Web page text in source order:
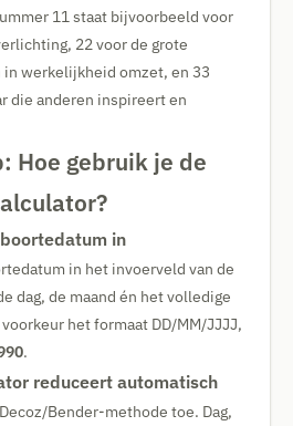
11 staat bijvoorbeeld voor
22 voor de grote
werkelijkheid omzet, en 33
die anderen inspireert en
Hoe gebruik je de
in
in het invoerveld van de
dag, de maand én het volledige
het formaat DD/MM/JJJJ,
.
reduceert automatisch
Bender-methode toe. Dag,